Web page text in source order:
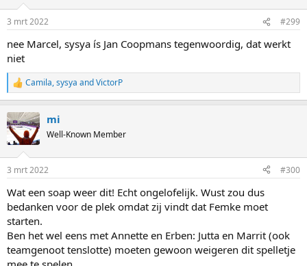
s
3 mrt 2022 #299
nee Marcel, sysya ís Jan Coopmans tegenwoordig, dat werkt
niet
R
e
c
t
i
s
Camila,sysya andVictorP
mi
Well-Known Member
3 mrt 2022 #300
Wat een soap weer dit! Echt ongelofelijk. Wust zou dus
bedanken voor de plek omdat zij vindt dat Femke moet
starten.
Ben het wel eens met Annette en Erben: Jutta en Marrit (ook
teamgenoot tenslotte) moeten gewoon weigeren dit spelletje